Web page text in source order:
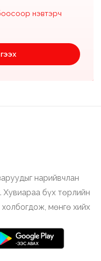
нэвтэрч
нарийвчлан
Хувиараа бүх төрлийн
мөнгө хийх